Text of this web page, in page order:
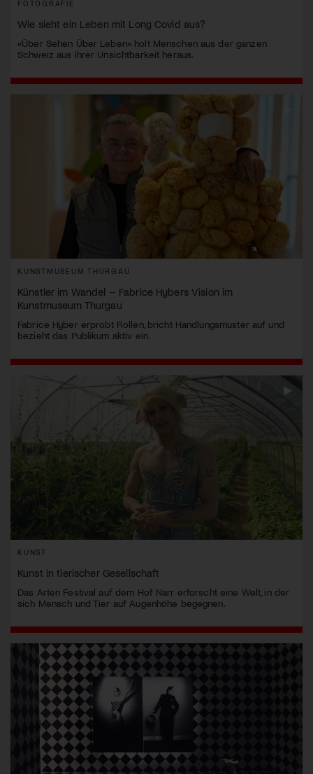
FOTOGRAFIE
Wie sieht ein Leben mit Long Covid aus?
«Über Sehen Über Leben» holt Menschen aus der ganzen
Schweiz aus ihrer Unsichtbarkeit heraus.
KUNSTMUSEUM THURGAU
Künstler im Wandel – Fabrice Hybers Vision im
Kunstmuseum Thurgau
Fabrice Hyber erprobt Rollen, bricht Handlungsmuster auf und
bezieht das Publikum aktiv ein.
KUNST
Kunst in tierischer Gesellschaft
Das Arten Festival auf dem Hof Narr erforscht eine Welt, in der
sich Mensch und Tier auf Augenhöhe begegnen.